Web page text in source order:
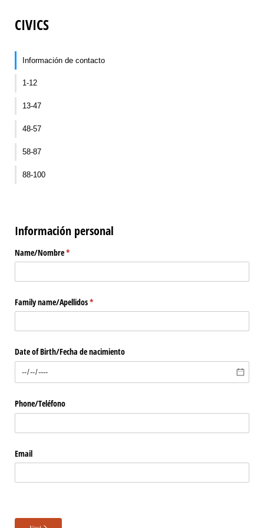
CIVICS
Información de contacto
1-12
13-47
48-57
58-87
88-100
Información personal
Name/​Nombre*
(required)
Family name/​Apellidos*
(required)
Date of Birth/​Fecha de nacimiento
Phone/​Teléfono
Email